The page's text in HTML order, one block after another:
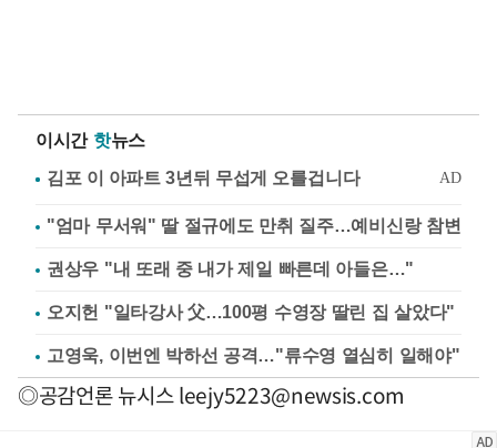
이시간 핫뉴스
"엄마 무서워" 딸 절규에도 만취 질주…예비신랑 참변
권상우 "내 또래 중 내가 제일 빠른데 아들은…"
오지헌 "일타강사 父…100평 수영장 딸린 집 살았다"
고영욱, 이번엔 박하선 공격…"류수영 열심히 일해야"
◎공감언론 뉴시스leejy5223@newsis.com